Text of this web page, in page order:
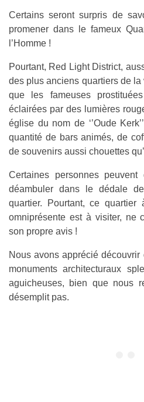
Certains seront surpris de
promener dans le fameux
l’Homme !
Pourtant, Red Light District,
des plus anciens quartiers de
que les fameuses
éclairées par des lumières
église du nom de ‘’Oude
quantité de bars animés, de
de souvenirs aussi chouettes
Certaines personnes
déambuler dans le dédale
quartier. Pourtant, ce quartier
omniprésente est à visiter, ne
son propre avis !
Nous avons apprécié
monuments architecturaux
aguicheuses, bien que nous
désemplit pas.